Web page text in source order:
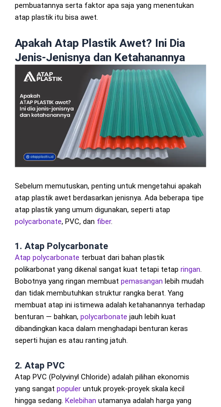
pembuatannya serta faktor apa saja yang menentukan
atap plastik itu bisa awet.
Apakah Atap Plastik Awet? Ini Dia
Jenis-Jenisnya dan Ketahanannya
Sebelum memutuskan, penting untuk mengetahui apakah
atap plastik awet berdasarkan jenisnya. Ada beberapa tipe
atap plastik yang umum digunakan, seperti atap
polycarbonate, PVC, dan fiber.
1. Atap Polycarbonate
Atap polycarbonate terbuat dari bahan plastik
polikarbonat yang dikenal sangat kuat tetapi tetap ringan.
Bobotnya yang ringan membuat pemasangan lebih mudah
dan tidak membutuhkan struktur rangka berat. Yang
membuat atap ini istimewa adalah ketahanannya terhadap
benturan — bahkan, polycarbonate jauh lebih kuat
dibandingkan kaca dalam menghadapi benturan keras
seperti hujan es atau ranting jatuh.
2. Atap PVC
Atap PVC (Polyvinyl Chloride) adalah pilihan ekonomis
yang sangat populer untuk proyek-proyek skala kecil
hingga sedang. Kelebihan utamanya adalah harga yang